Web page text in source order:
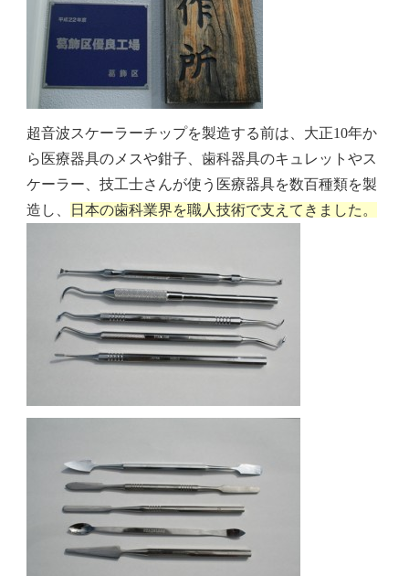
超音波スケーラーチップを製造する前は、大正10年か
ら医療器具のメスや鉗子、歯科器具のキュレットやス
ケーラー、技工士さんが使う医療器具を数百種類を製
造し、
日本の歯科業界を職人技術で支えてきました。